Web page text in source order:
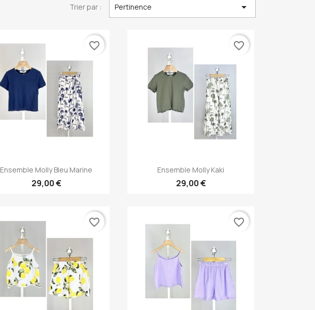
Trier par : Pertinence 
Aperçu rapide
Ensemble Molly Bleu Marine
29,00 €
favorite_border
Aperçu rapide
Ensemble Molly Kaki
29,00 €
favorite_border
favorite_border favorite_border